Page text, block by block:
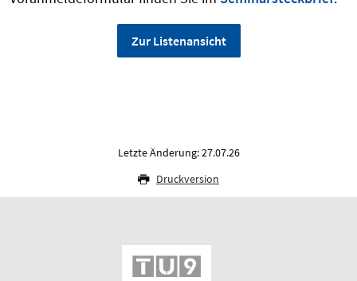
Zur Listenansicht
Letzte Änderung: 27.07.26
Druckversion